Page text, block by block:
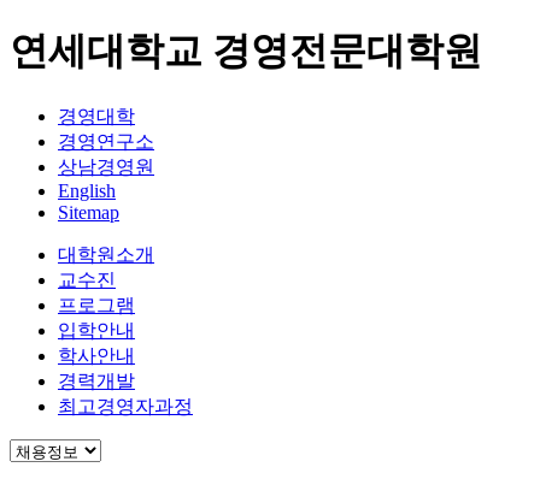
연세대학교 경영전문대학원
경영대학
경영연구소
상남경영원
English
Sitemap
대학원소개
교수진
프로그램
입학안내
학사안내
경력개발
최고경영자과정